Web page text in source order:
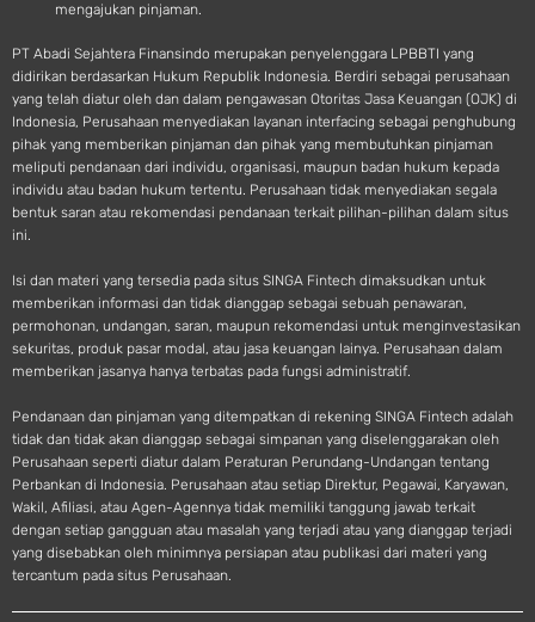
mengajukan pinjaman.
PT Abadi Sejahtera Finansindo merupakan penyelenggara LPBBTI yang
didirikan berdasarkan Hukum Republik Indonesia. Berdiri sebagai perusahaan
yang telah diatur oleh dan dalam pengawasan Otoritas Jasa Keuangan (OJK) di
Indonesia, Perusahaan menyediakan layanan interfacing sebagai penghubung
pihak yang memberikan pinjaman dan pihak yang membutuhkan pinjaman
meliputi pendanaan dari individu, organisasi, maupun badan hukum kepada
individu atau badan hukum tertentu. Perusahaan tidak menyediakan segala
bentuk saran atau rekomendasi pendanaan terkait pilihan-pilihan dalam situs
ini.
Isi dan materi yang tersedia pada situs SINGA Fintech dimaksudkan untuk
memberikan informasi dan tidak dianggap sebagai sebuah penawaran,
permohonan, undangan, saran, maupun rekomendasi untuk menginvestasikan
sekuritas, produk pasar modal, atau jasa keuangan lainya. Perusahaan dalam
memberikan jasanya hanya terbatas pada fungsi administratif.
Pendanaan dan pinjaman yang ditempatkan di rekening SINGA Fintech adalah
tidak dan tidak akan dianggap sebagai simpanan yang diselenggarakan oleh
Perusahaan seperti diatur dalam Peraturan Perundang-Undangan tentang
Perbankan di Indonesia. Perusahaan atau setiap Direktur, Pegawai, Karyawan,
Wakil, Afiliasi, atau Agen-Agennya tidak memiliki tanggung jawab terkait
dengan setiap gangguan atau masalah yang terjadi atau yang dianggap terjadi
yang disebabkan oleh minimnya persiapan atau publikasi dari materi yang
tercantum pada situs Perusahaan.